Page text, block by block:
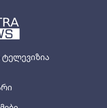
ტელევიზია